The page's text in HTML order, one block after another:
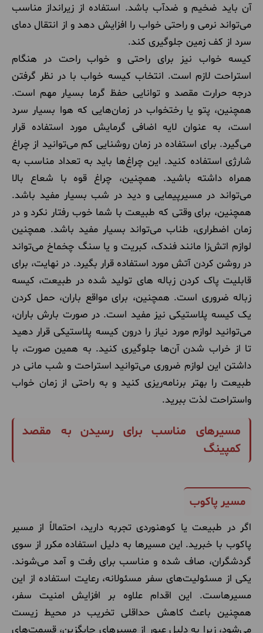
آن باید ضخیم و ضدآب باشد. استفاده از زیرانداز مناسب
می‌تواند نرمی و راحتی خواب را افزایش دهد و از انتقال دمای
سرد از کف زمین جلوگیری کند.
کیسه خواب نیز برای راحتی و خواب راحت در هنگام
استراحت لازم است. انتخاب کیسه خواب با در نظر گرفتن
درجه حرارت مقصد و توانایی حفظ گرما بسیار مهم است.
همچنین، پتو یا رختخواب در زمان‌هایی که هوا بسیار سرد
است، به عنوان لایه اضافی گرمایش مورد استفاده قرار
می‌گیرد. برای استفاده در زمان روشنایی کم می‌توانید از چراغ
شارژی استفاده کنید. این چراغ‌ها باید به تعداد مناسب به
همراه داشته باشید. همچنین، چراغ قوه با شعاع بالا
می‌تواند در مسیرپیمایی و دید در شب بسیار مفید باشد.
همچنین، برای وقتی که طبیعت با شما خوب رفتار نکرد و در
زمان اضطراری، طناب می‌تواند بسیار مفید باشد. همچنین
لوازم اتش‌زا مانند فندک، کبریت و یا سنگ چخماخ می‌تواند
در روشن کردن آتش مورد استفاده قرار بگیرد. در نهایت، برای
قابلیت پاک کردن زباله های تولید شده در طبیعت، کیسه
زباله ضروری است. همچنین، برای مواقع باران، حمل کردن
یک کیسه پلاستیکی نیز مفید است. در صورت بارش باران،
می‌توانید لوازم مورد نیاز را درون کیسه پلاستیکی قرار دهید
تا از خراب شدن آن‌ها جلوگیری کنید. به همین صورت، با
داشتن این لوازم ضروری می‌توانید استراحت و شب مانی در
طبیعت را بهتر برنامه‌ریزی کنید و به راحتی از زمان خواب
واستراحت لذت ببرید.
مسیرهای مناسب برای رسیدن به مقصد
کمپینگ
مسیر پاکوب
اگر در طبیعت یا کوهنوردی تجربه دارید، احتمالاً از مسیر
پاکوب با خبرید. این مسیرها به دلیل استفاده مکرر از سوی
گردشگران، صاف شده و مناسب برای رفت و آمد می‌شوند.
یکی از مسئولیت‌های سفر مسئولانه، رعایت استفاده از این
مسیرهاست. این اقدام علاوه بر افزایش امنیت سفر،
همچنین باعث کاهش حداقلی تخریب در محیط زیست
می‌شود، زیرا به دلیل عبور از مسیرهای جایگزین، قسمت‌های